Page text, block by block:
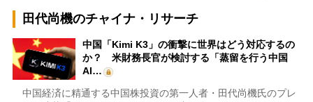
田代尚機のチャイナ・リサーチ
中国「Kimi K3」の衝撃に世界はどう対応するの
か？ 米財務長官が検討する「蒸留を行う中国
AI…
中国経済に精通する中国株投資の第一人者・田代尚機氏のプレ